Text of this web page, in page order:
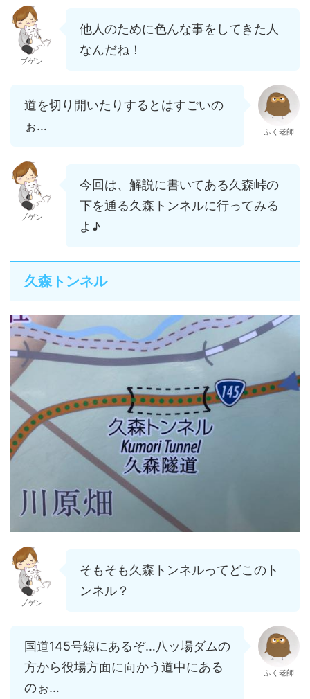
ブゲン
他人のために色んな事をしてきた人
なんだね！
道を切り開いたりするとはすごいの
ぉ…
ふく老師
ブゲン
今回は、解説に書いてある久森峠の
下を通る久森トンネルに行ってみる
よ♪
久森トンネル
ブゲン
そもそも久森トンネルってどこのト
ンネル？
国道145号線にあるぞ…八ッ場ダムの
方から役場方面に向かう道中にある
のぉ…
ふく老師